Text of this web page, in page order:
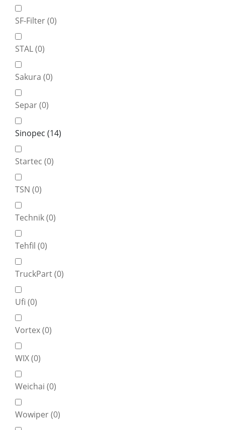
SF-Filter (0)
STAL (0)
Sakura (0)
Separ (0)
Sinopec (14)
Startec (0)
TSN (0)
Technik (0)
Tehfil (0)
TruckPart (0)
Ufi (0)
Vortex (0)
WIX (0)
Weichai (0)
Wowiper (0)